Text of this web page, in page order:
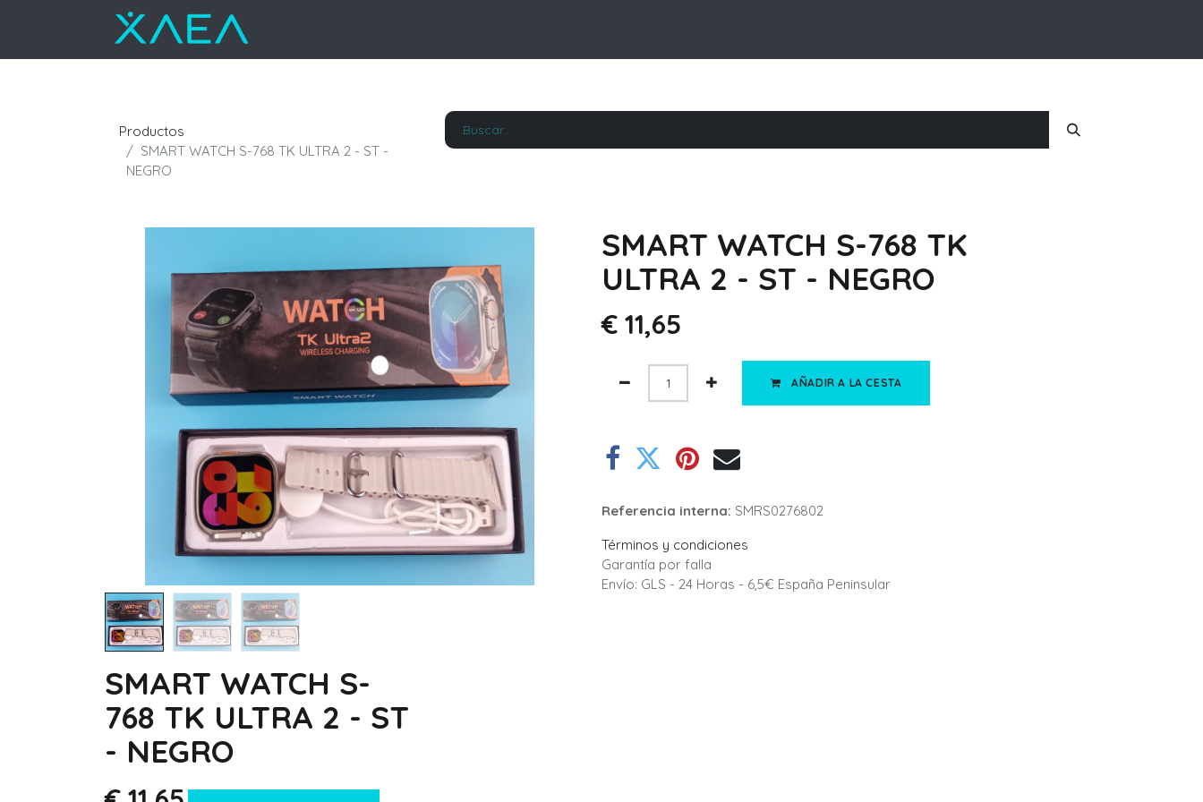
Productos
SMART WATCH S-768 TK ULTRA 2 - ST -
NEGRO
SMART WATCH S-768 TK
ULTRA 2 - ST - NEGRO
€ 11,65
AÑADIR A LA CESTA
Referencia interna: SMRS0276802
Términos y condiciones
Garantía por falla
Envío: GLS - 24 Horas - 6,5€ España Peninsular
SMART WATCH S-
768 TK ULTRA 2 - ST
- NEGRO